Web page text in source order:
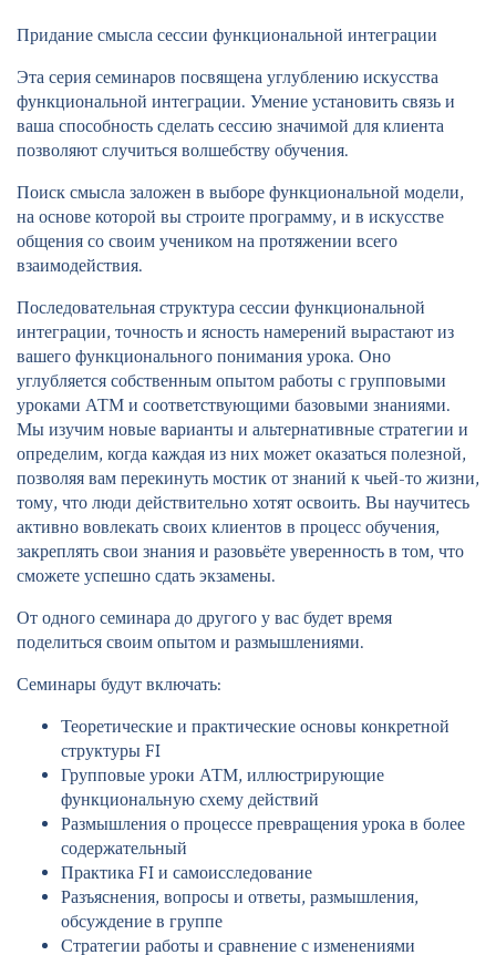
Придание смысла сессии функциональной интеграции
Эта серия семинаров посвящена углублению искусства
функциональной интеграции. Умение установить связь и
ваша способность сделать сессию значимой для клиента
позволяют случиться волшебству обучения.
Поиск смысла заложен в выборе функциональной модели,
на основе которой вы строите программу, и в искусстве
общения со своим учеником на протяжении всего
взаимодействия.
Последовательная структура сессии функциональной
интеграции, точность и ясность намерений вырастают из
вашего функционального понимания урока. Оно
углубляется собственным опытом работы с групповыми
уроками АТМ и соответствующими базовыми знаниями.
Мы изучим новые варианты и альтернативные стратегии и
определим, когда каждая из них может оказаться полезной,
позволяя вам перекинуть мостик от знаний к чьей-то жизни,
тому, что люди действительно хотят освоить. Вы научитесь
активно вовлекать своих клиентов в процесс обучения,
закреплять свои знания и разовьёте уверенность в том, что
сможете успешно сдать экзамены.
От одного семинара до другого у вас будет время
поделиться своим опытом и размышлениями.
Семинары будут включать:
Теоретические и практические основы конкретной
структуры FI
Групповые уроки АТМ, иллюстрирующие
функциональную схему действий
Размышления о процессе превращения урока в более
содержательный
Практика FI и самоисследование
Разъяснения, вопросы и ответы, размышления,
обсуждение в группе
Стратегии работы и сравнение с изменениями